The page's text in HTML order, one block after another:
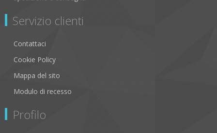
Servizio clienti
Contattaci
Cookie Policy
Mappa del sito
Modulo di recesso
Profilo